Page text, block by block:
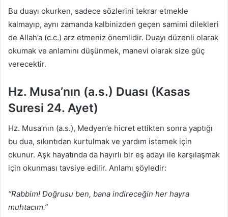
Bu duayı okurken, sadece sözlerini tekrar etmekle
kalmayıp, aynı zamanda kalbinizden geçen samimi dilekleri
de Allah’a (c.c.) arz etmeniz önemlidir. Duayı düzenli olarak
okumak ve anlamını düşünmek, manevi olarak size güç
verecektir.
Hz. Musa’nın (a.s.) Duası (Kasas
Suresi 24. Ayet)
Hz. Musa’nın (a.s.), Medyen’e hicret ettikten sonra yaptığı
bu dua, sıkıntıdan kurtulmak ve yardım istemek için
okunur. Aşk hayatında da hayırlı bir eş adayı ile karşılaşmak
için okunması tavsiye edilir. Anlamı şöyledir:
“Rabbim! Doğrusu ben, bana indireceğin her hayra
muhtacım.”